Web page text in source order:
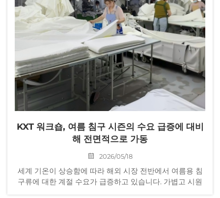
KXT 워크숍, 여름 침구 시즌의 수요 급증에 대비
해 전면적으로 가동
2026/05/18
세계 기온이 상승함에 따라 해외 시장 전반에서 여름용 침
구류에 대한 계절 수요가 급증하고 있습니다. 가볍고 시원